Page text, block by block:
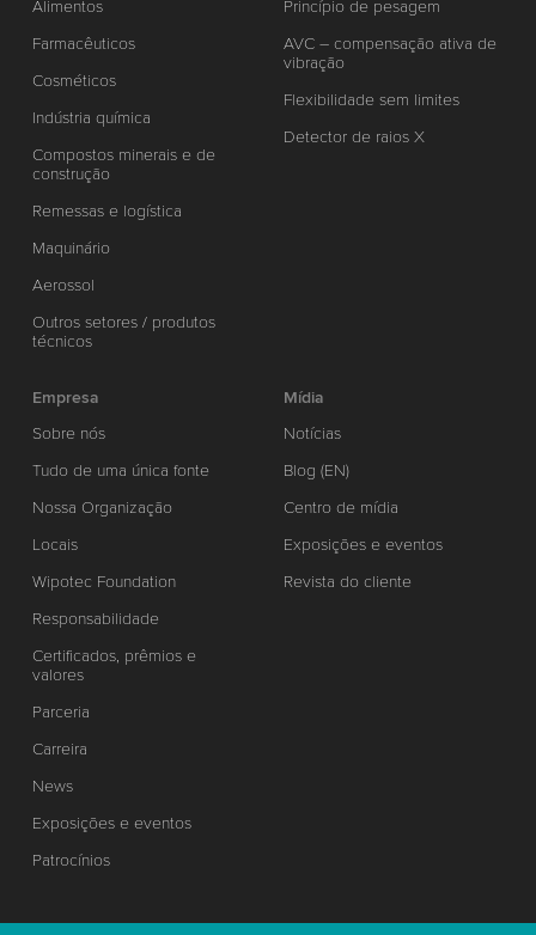
Alimentos
Farmacêuticos
Cosméticos
Indústria química
Compostos minerais e de
construção
Remessas e logística
Maquinário
Aerossol
Outros setores / produtos
técnicos
Princípio de pesagem
AVC – compensação ativa de
vibração
Flexibilidade sem limites
Detector de raios X
Empresa
Sobre nós
Tudo de uma única fonte
Nossa Organização
Locais
Wipotec Foundation
Responsabilidade
Certificados, prêmios e
valores
Parceria
Carreira
News
Exposições e eventos
Patrocínios
Mídia
Notícias
Blog (EN)
Centro de mídia
Exposições e eventos
Revista do cliente